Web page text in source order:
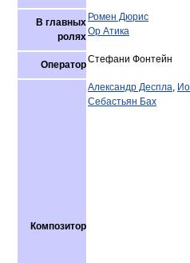
В главных
ролях
Ромен Дюрис
Ор Атика
ОператорСтефани Фонтейн
Композитор
Александр Деспла,
Себастьян Бах